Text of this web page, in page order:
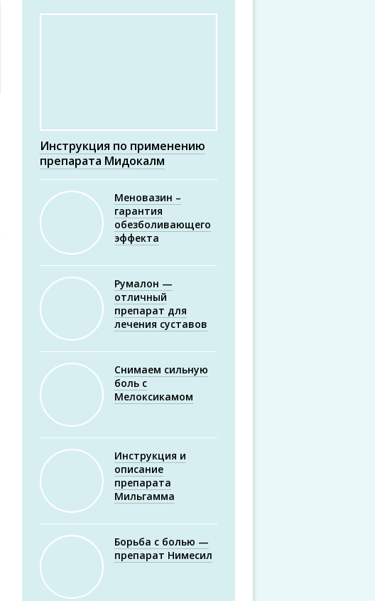
Инструкция по применению
препарата Мидокалм
Меновазин –
гарантия
обезболивающего
эффекта
Румалон —
отличный
препарат для
лечения суставов
Снимаем сильную
боль с
Мелоксикамом
Инструкция и
описание
препарата
Мильгамма
Борьба с болью —
препарат Нимесил